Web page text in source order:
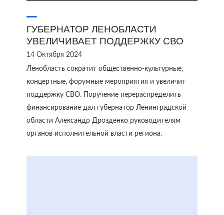
ГУБЕРНАТОР ЛЕНОБЛАСТИ
УВЕЛИЧИВАЕТ ПОДДЕРЖКУ СВО
14 Октября 2024
Ленобласть сократит общественно-культурные,
концертные, форумные мероприятия и увеличит
поддержку СВО. Поручение перераспределить
финансирование дал губернатор Ленинградской
области Александр Дрозденко руководителям
органов исполнительной власти региона.